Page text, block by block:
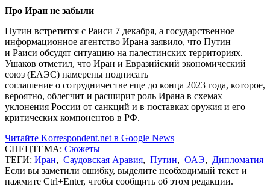
Про Иран не забыли
Путин встретится с Раиси 7 декабря, а государственное
информационное агентство Ирана заявило, что Путин
и Раиси обсудят ситуацию на палестинских территориях.
Ушаков отметил, что Иран и Евразийский экономический
союз (ЕАЭС) намерены подписать
соглашение о сотрудничестве еще до конца 2023 года, которое,
вероятно, облегчит и расширит роль Ирана в схемах
уклонения России от санкций и в поставках оружия и его
критических компонентов в РФ.
Читайте Korrespondent.net в Google News
СПЕЦТЕМА: Сюжеты
ТЕГИ: Иран, Саудовская Аравия, Путин, ОАЭ, Дипломатия
Если вы заметили ошибку, выделите необходимый текст и
нажмите Ctrl+Enter, чтобы сообщить об этом редакции.